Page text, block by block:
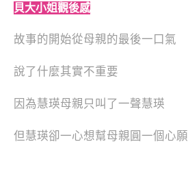
貝大小姐觀後感
故事的開始從母親的最後一口氣
說了什麼其實不重要
因為慧瑛母親只叫了一聲慧瑛
但慧瑛卻一心想幫母親圓一個心願